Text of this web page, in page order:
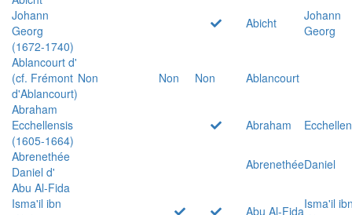
Johann
Georg
(1672-1740)
Abicht
Johann
Georg
Ablancourt d'
(cf. Frémont
d'Ablancourt)
Non Non Non
Ablancourt
Abraham
Ecchellensis
(1605-1664)
Abraham
Abrenethée
Daniel d'
AbrenethéeDaniel
Abu Al-Fida
Isma'il ibn
Abu Al-FidaIsma'il